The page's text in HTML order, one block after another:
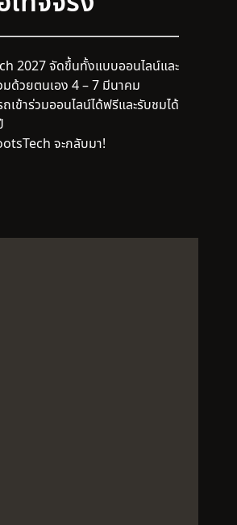
2027 จัดขึ้นทั้งแบบออนไลน์และ
มด้วยตนเอง 4 – 7 มีนาคม
เข้าร่วมออนไลน์ได้ฟรีและรับชมได้
จะกลับมา!